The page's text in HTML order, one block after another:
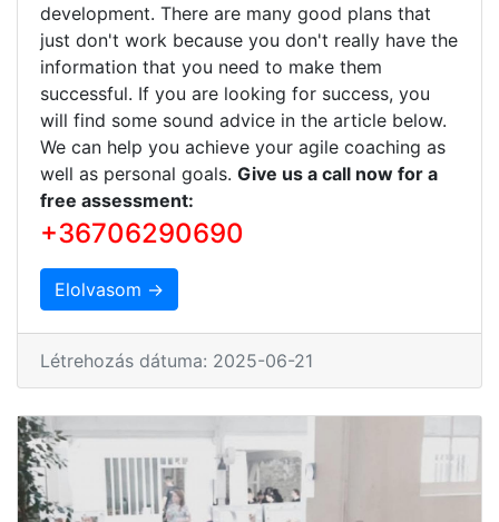
development. There are many good plans that
just don't work because you don't really have the
information that you need to make them
successful. If you are looking for success, you
will find some sound advice in the article below.
We can help you achieve your agile coaching as
well as personal goals. Give us a call now for a
free assessment:
+36706290690
Elolvasom →
Létrehozás dátuma: 2025-06-21